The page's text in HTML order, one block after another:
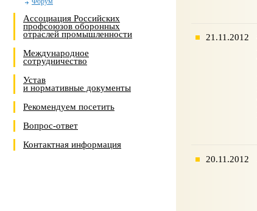
Ассоциация Российских
профсоюзов оборонных
отраслей промышленности
Международное
сотрудничество
Устав
и нормативные документы
Рекомендуем посетить
Вопрос-ответ
Контактная информация
21.11.2012
20.11.2012